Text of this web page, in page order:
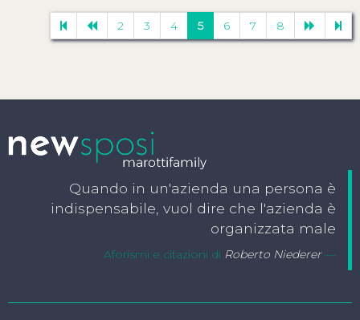
2 3 4 5 6 7 8
Quando in un'azienda una persona è
indispensabile, vuol dire che l'azienda è
organizzata male
Aforismi e citazioni di Roberto Niederer